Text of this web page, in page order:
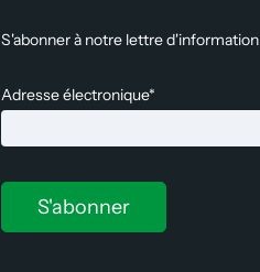
S'abonner à notre lettre d'information
Adresse électronique*